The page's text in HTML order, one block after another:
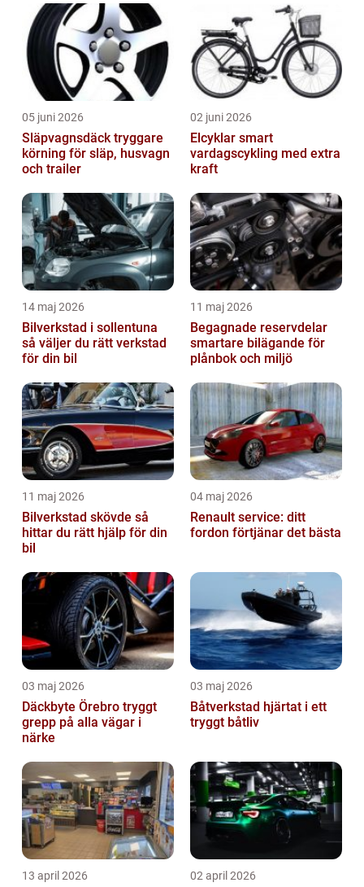
05 juni 2026
Släpvagnsdäck tryggare
körning för släp, husvagn
och trailer
02 juni 2026
Elcyklar smart
vardagscykling med extra
kraft
14 maj 2026
Bilverkstad i sollentuna
så väljer du rätt verkstad
för din bil
11 maj 2026
Begagnade reservdelar
smartare bilägande för
plånbok och miljö
11 maj 2026
Bilverkstad skövde så
hittar du rätt hjälp för din
bil
04 maj 2026
Renault service: ditt
fordon förtjänar det bästa
03 maj 2026
Däckbyte Örebro tryggt
grepp på alla vägar i
närke
03 maj 2026
Båtverkstad hjärtat i ett
tryggt båtliv
13 april 2026 02 april 2026